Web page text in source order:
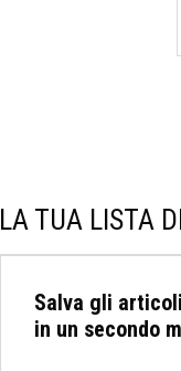
LA TUA LISTA
Salva gli
in un secondo